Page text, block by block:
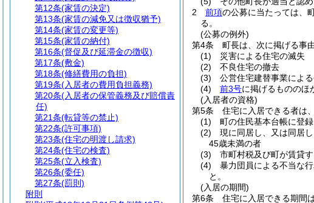
2
前項の公募に当たっては、
る。
(公募の例外)
第4条
町長は、次に掲げる事
(1)
災害による住宅の滅失
(2)
不良住宅の撤去
(3)
公営住宅建替事業によ
(4)
前3号に掲げるもののほ
(入居者の資格)
第5条
住宅に入居できる者は
(1)
町の住民基本台帳に登
(2)
現に同居し、又は同居
45歳未満の者
(3)
市町村税及び町が賃貸
(4)
暴力団員による不当な
と。
(入居の期間)
第6条
住宅に入居できる期間
第12条(家賃の決定)
第13条(家賃の減免又は徴収猶予)
第14条(家賃の変更等)
第15条(家賃の納付)
第16条(督促及び延滞金の徴収)
第17条(敷金)
第18条(修繕費用の負担)
第19条(入居者の費用負担義務)
第20条(入居者の保管義務及び賠償責
任)
第21条(転貸等の禁止)
第22条(許可事項)
第23条(住宅の明渡し請求)
第24条(住宅の検査)
第25条(立入検査)
第26条(委任)
第27条(罰則)
附則